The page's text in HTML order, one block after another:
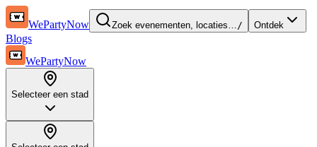
WePartyNow Zoek evenementen, locaties…/ Ontdek
Blogs
WePartyNow
Selecteer een stad